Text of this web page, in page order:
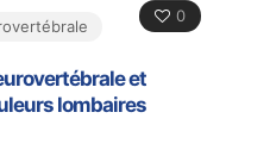
0
et
lombaires